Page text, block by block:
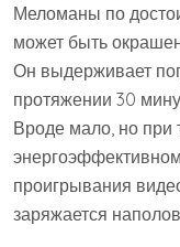
Меломаны по
может быть
Он выдерживает
протяжении 30
Вроде мало, но при
проигрывания
заряжается